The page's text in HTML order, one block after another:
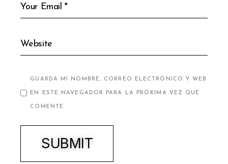
GUARDA MI NOMBRE, CORREO ELECTRÓNICO Y WEB
EN ESTE NAVEGADOR PARA LA PRÓXIMA VEZ QUE
COMENTE.
SUBMIT